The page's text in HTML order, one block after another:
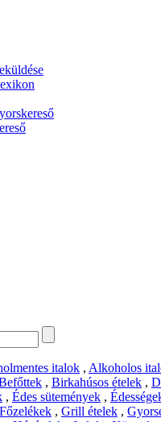
italok , Alkoholos
, Birkahúsos ételek ,
, Édes sütemények ,
Főzelékek , Grill ételek ,